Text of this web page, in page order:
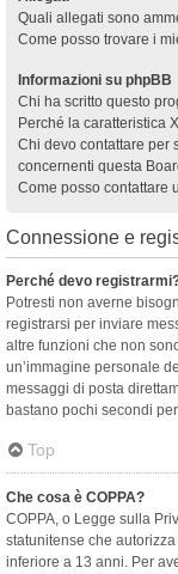
Quali allegati sono
Come posso trovare i
Informazioni su phpBB
Chi ha scritto questo
Perché la caratteristica
Chi devo contattare per
concernenti questa
Come posso contattare
Connessione e
Perché devo
Potresti non averne
registrarsi per inviare
altre funzioni che non
un’immagine personale
messaggi di posta
bastano pochi secondi
Top
Che cosa è COPPA?
COPPA, o Legge sulla
statunitense che
inferiore a 13 anni. Per